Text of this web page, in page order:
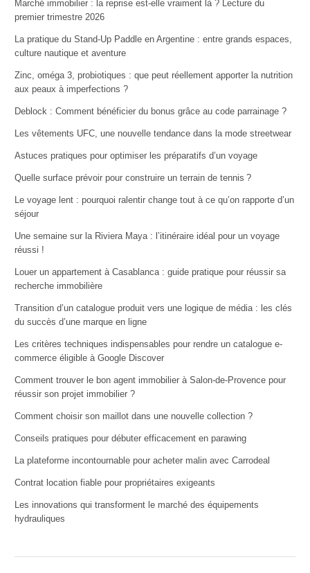
Marché immobilier : la reprise est-elle vraiment là ? Lecture du
premier trimestre 2026
La pratique du Stand-Up Paddle en Argentine : entre grands espaces,
culture nautique et aventure
Zinc, oméga 3, probiotiques : que peut réellement apporter la nutrition
aux peaux à imperfections ?
Deblock : Comment bénéficier du bonus grâce au code parrainage ?
Les vêtements UFC, une nouvelle tendance dans la mode streetwear
Astuces pratiques pour optimiser les préparatifs d’un voyage
Quelle surface prévoir pour construire un terrain de tennis ?
Le voyage lent : pourquoi ralentir change tout à ce qu’on rapporte d’un
séjour
Une semaine sur la Riviera Maya : l’itinéraire idéal pour un voyage
réussi !
Louer un appartement à Casablanca : guide pratique pour réussir sa
recherche immobilière
Transition d’un catalogue produit vers une logique de média : les clés
du succès d’une marque en ligne
Les critères techniques indispensables pour rendre un catalogue e-
commerce éligible à Google Discover
Comment trouver le bon agent immobilier à Salon-de-Provence pour
réussir son projet immobilier ?
Comment choisir son maillot dans une nouvelle collection ?
Conseils pratiques pour débuter efficacement en parawing
La plateforme incontournable pour acheter malin avec Carrodeal
Contrat location fiable pour propriétaires exigeants
Les innovations qui transforment le marché des équipements
hydrauliques